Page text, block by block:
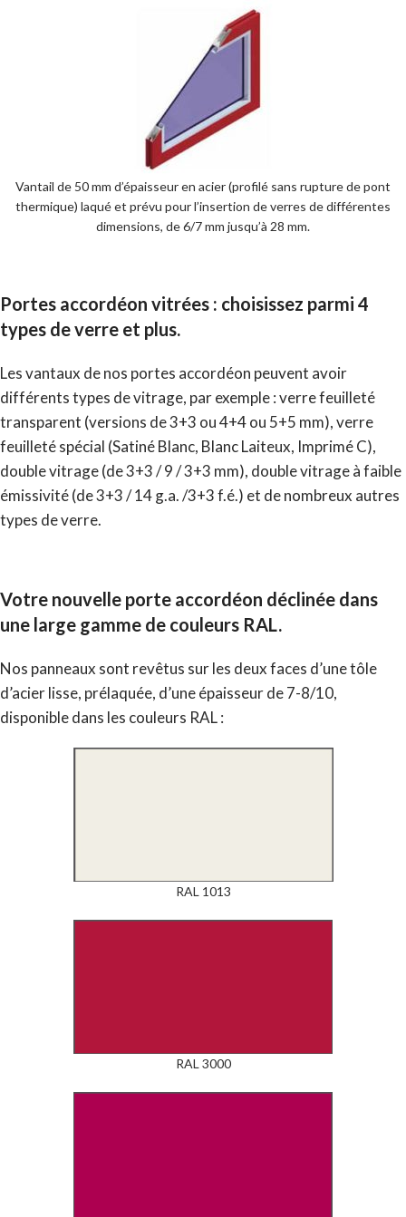
Vantail de 50 mm d’épaisseur en acier (profilé sans rupture de pont
thermique) laqué et prévu pour l’insertion de verres de différentes
dimensions, de 6/7 mm jusqu’à 28 mm.
Portes accordéon vitrées : choisissez parmi 4
types de verre et plus.
Les vantaux de nos portes accordéon peuvent avoir
différents types de vitrage, par exemple : verre feuilleté
transparent (versions de 3+3 ou 4+4 ou 5+5 mm), verre
feuilleté spécial (Satiné Blanc, Blanc Laiteux, Imprimé C),
double vitrage (de 3+3 / 9 / 3+3 mm), double vitrage à faible
émissivité (de 3+3 / 14 g.a. /3+3 f.é.) et de nombreux autres
types de verre.
Votre nouvelle porte accordéon déclinée dans
une large gamme de couleurs RAL.
Nos panneaux sont revêtus sur les deux faces d’une tôle
d’acier lisse, prélaquée, d’une épaisseur de 7-8/10,
disponible dans les couleurs RAL :
RAL 1013
RAL 3000